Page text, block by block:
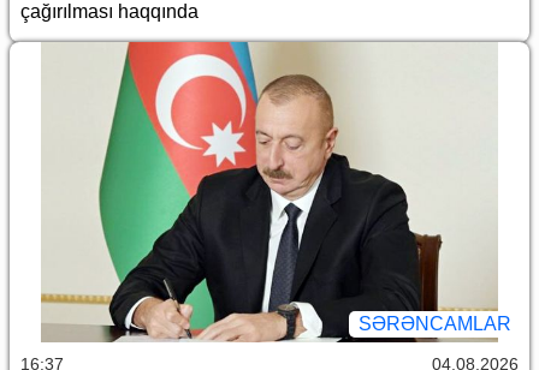
çağırılması haqqında
SƏRƏNCAMLAR
16:37 04.08.2026